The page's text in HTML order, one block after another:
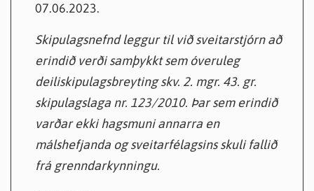
07.06.2023.
Skipulagsnefnd leggur til við sveitarstjórn að
erindið verði samþykkt sem óveruleg
deiliskipulagsbreyting skv. 2. mgr. 43. gr.
skipulagslaga nr. 123/2010. Þar sem erindið
varðar ekki hagsmuni annarra en
málshefjanda og sveitarfélagsins skuli fallið
frá grenndarkynningu.